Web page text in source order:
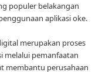
populer belakangan
aplikasi oke.
merupakan proses
melalui pemanfaatan
membantu perusahaan